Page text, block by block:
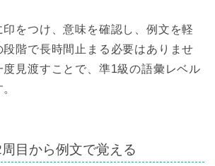
をつけ、意味を確認し、例文を軽
段階で長時間止まる必要はありませ
度見渡すことで、準1級の語彙レベル
目から例文で覚える